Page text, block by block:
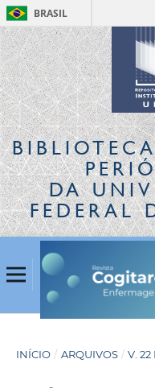
BRASIL
DA
FEDERAL
INÍCIO / ARQUIVOS / V. 22